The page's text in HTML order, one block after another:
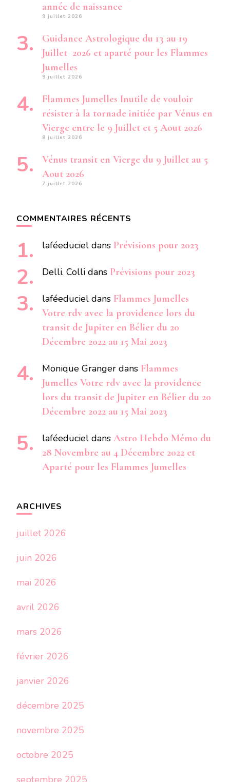
année de naissance
9 juillet 2026
Guidance Astrologique du 13 au 19
Juillet 2026 et aparté pour les Flammes
Jumelles
9 juillet 2026
Flammes Jumelles Inutile de vouloir
résister à la tornade initiée par Vénus en
Vierge entre le 9 Juillet et 5 Aout 2026
8 juillet 2026
Vénus transit en Vierge du 9 Juillet au 5
Aout 2026
7 juillet 2026
COMMENTAIRES RÉCENTS
laféeduciel dans Prévisions pour 2023
Delli. Colli dans Prévisions pour 2023
laféeduciel dans Flammes Jumelles
Votre rdv avec la providence lors du
transit de Jupiter en Bélier du 20
Décembre 2022 au 15 Mai 2023
Monique Granger dans Flammes
Jumelles Votre rdv avec la providence
lors du transit de Jupiter en Bélier du 20
Décembre 2022 au 15 Mai 2023
laféeduciel dans Astro Hebdo Mémo du
28 Novembre au 4 Décembre 2022 et
Aparté pour les Flammes Jumelles
ARCHIVES
juillet 2026
juin 2026
mai 2026
avril 2026
mars 2026
février 2026
janvier 2026
décembre 2025
novembre 2025
octobre 2025
septembre 2025